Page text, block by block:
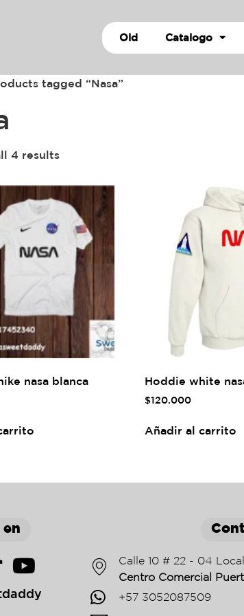
Old Catalogo
tagged “Nasa”
4 results
nasa blanca Hoddie white
$120.000
Añadir al carrito
en
Calle 10 # 22 - 04
Centro Comercial
+57 3052087509